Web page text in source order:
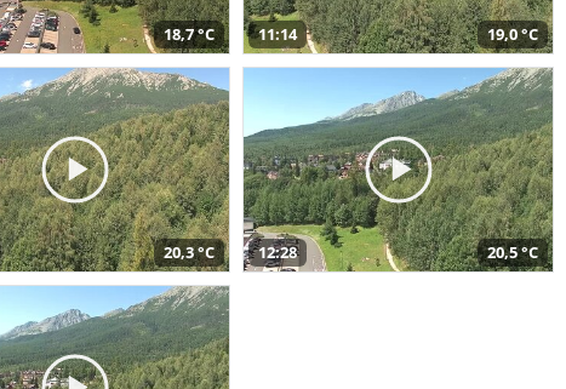
18,7 °C 11:14 19,0 °C
20,3 °C 12:28 20,5 °C